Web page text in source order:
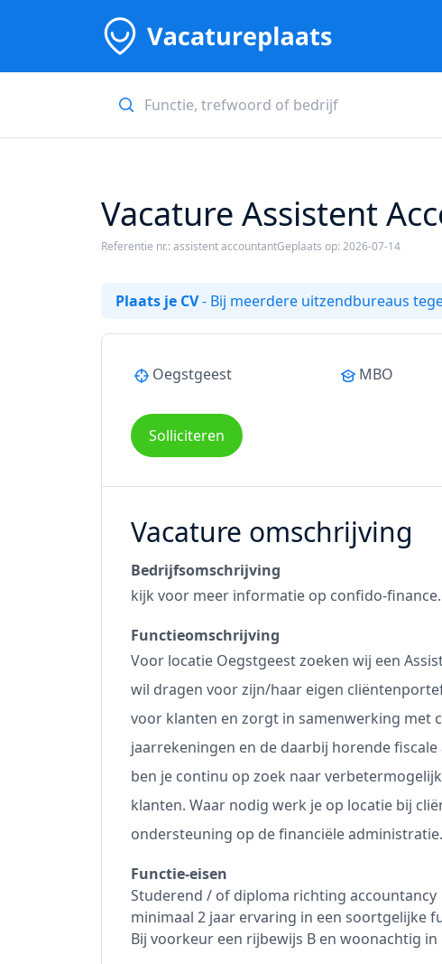
Vacature Assistent
Referentie nr.: assistent accountantGeplaats op: 2026-07-14
Plaats je CV- Bij meerdere uitzendbureaus
Oegstgeest MBO
Solliciteren
Vacature omschrijving
Bedrijfsomschrijving
kijk voor meer informatie op confido-
Functieomschrijving
Voor locatie Oegstgeest zoeken wij een
wil dragen voor zijn/haar eigen
voor klanten en zorgt in samenwerking met
jaarrekeningen en de daarbij horende
ben je continu op zoek naar
klanten. Waar nodig werk je op locatie bij
ondersteuning op de financiële administratie.
Functie-eisen
Studerend / of diploma richting accountancy
minimaal 2 jaar ervaring in een soortgelijke
Bij voorkeur een rijbewijs B en woonachtig